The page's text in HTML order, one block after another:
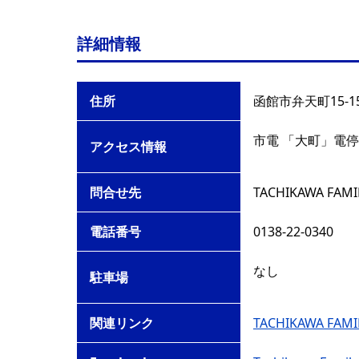
詳細情報
住所 函館市弁天町15-
アクセス情報 市電 「大町」電
問合せ先 TACHIKAWA
電話番号 0138-22-0340
駐車場 なし
関連リンク TACHIKAWA